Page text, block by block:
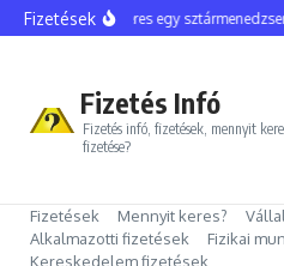
Ugrás a tartalomhoz
Fizetések
Mennyit keres egy sztármenedzser?
Fizetés Infó
Fizetés infó, fizetések, mennyit
fizetése?
Fizetések Mennyit keres?
Alkalmazotti fizetések
Fizikai
Kereskedelem fizetések